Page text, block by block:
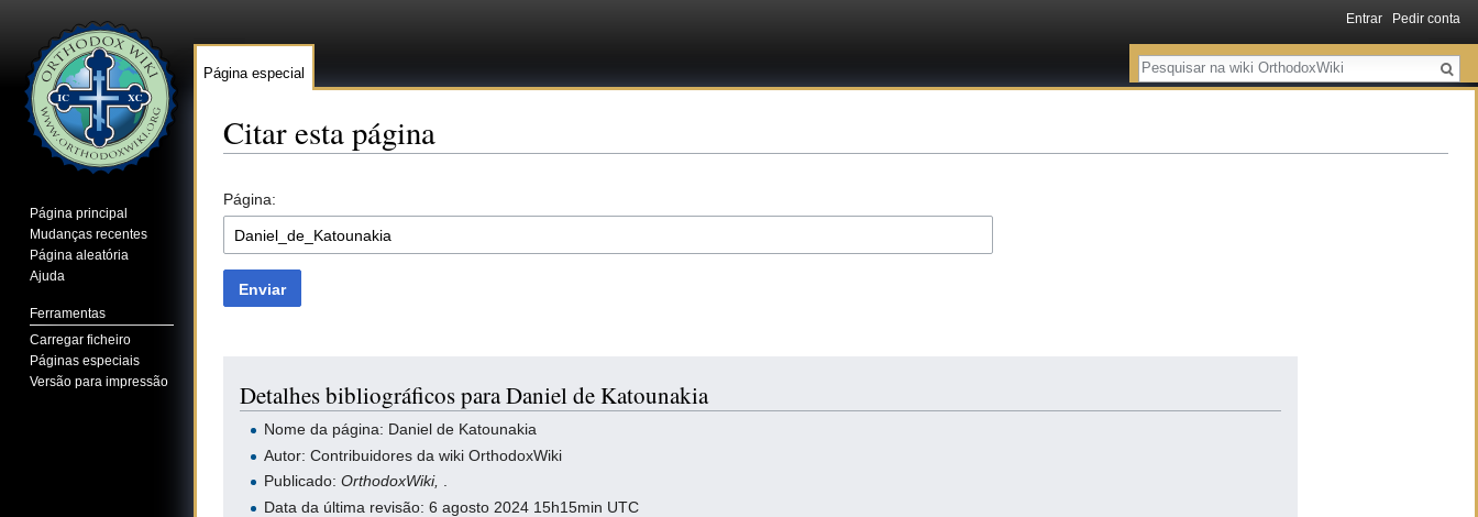
Citar esta página
Página:
Enviar
Detalhes bibliográficos para Daniel de Katounakia
Nome da página: Daniel de Katounakia
Autor: Contribuidores da wiki OrthodoxWiki
Publicado:OrthodoxWiki, .
Data da última revisão: 6 agosto 2024 15h15min UTC
Entrar Pedir conta
Página especial
Pesquisa
Página principal
Mudanças recentes
Página aleatória
Ajuda
Ferramentas
Carregar ficheiro
Páginas especiais
Versão para impressão